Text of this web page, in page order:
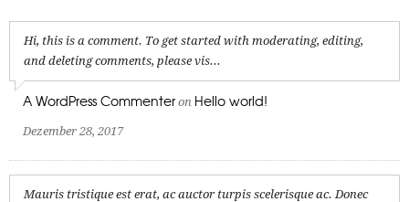
Hi, this is a comment. To get started with moderating, editing,
and deleting comments, please vis...
A WordPress Commenter on Hello world!
Dezember 28, 2017
Mauris tristique est erat, ac auctor turpis scelerisque ac. Donec